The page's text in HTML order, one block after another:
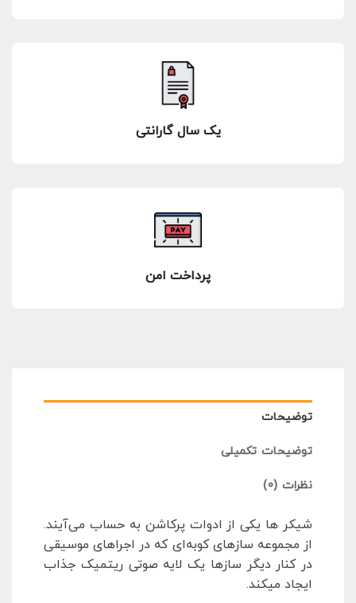
یک سال گارانتی
پرداخت امن
توضیحات
توضیحات تکمیلی
نظرات (0)
شیکر ها یکی از ادوات پرکاشن به حساب می‌آیند.
از مجموعه سازهای کوبه‌ای که در اجراهای موسیقی
در کنار دیگر سازها یک لایه صوتی ریتمیک جذاب
ایجاد میکند.